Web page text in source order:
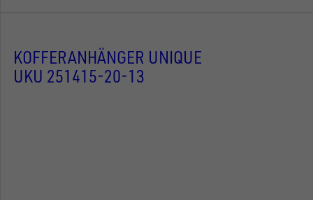
KOFFERANHÄNGER UNIQUE
UKU 251415-20-13